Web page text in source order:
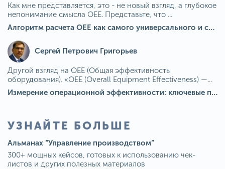
Как мне представляется, это - не новый взгляд, а глубокое
непонимание смысла OEE. Представьте, что ...
Алгоритм расчета ОЕЕ как самого универсального и современного показателя эффективности оборудования в мире
Сергей Петрович Григорьев
Другой взгляд на OEE (Общая эффективность
оборудования). «OEE (Overall Equipment Effectiveness) —...
Измерение операционной эффективности: ключевые показатели для непрерывного совершенствования
УЗНАЙТЕ БОЛЬШЕ
Альманах “Управление производством”
300+ мощных кейсов, готовых к использованию чек-
листов и других полезных материалов